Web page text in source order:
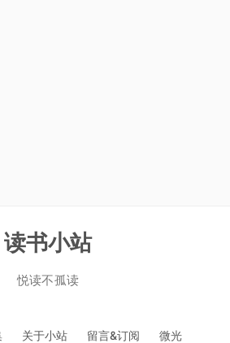
读书小站
悦读不孤读
关于小站 留言&订阅 微光